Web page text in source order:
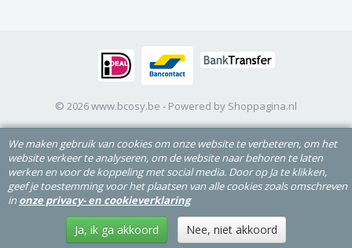
© 2026 www.bcosy.be - Powered by Shoppagina.nl
We maken gebruik van cookies om onze website te verbeteren, om het
website verkeer te analyseren, om de website naar behoren te laten
werken en voor de koppeling met social media. Door op Ja te klikken,
geef je toestemming voor het plaatsen van alle cookies zoals omschreven
in onze privacy- en cookieverklaring
Ja, ik ga akkoord Nee, niet akkoord